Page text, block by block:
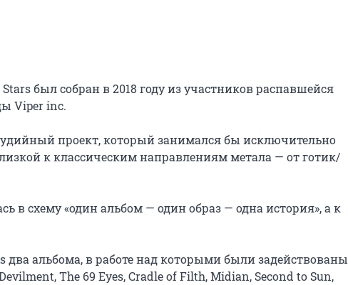
был собран в 2018 году из участников распавшейся
Viper inc.
проект, который занимался бы исключительно
к классическим направлениям метала — от готик/
в схему «один альбом — один образ — одна история», а к
два альбома, в работе над которыми были задействованы
The 69 Eyes, Cradle of Filth, Midian, Second to Sun,